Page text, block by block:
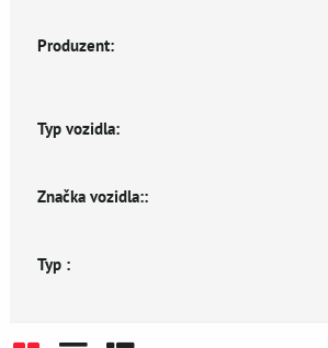
Produzent:
Typ vozidla:
Značka vozidla::
Typ :